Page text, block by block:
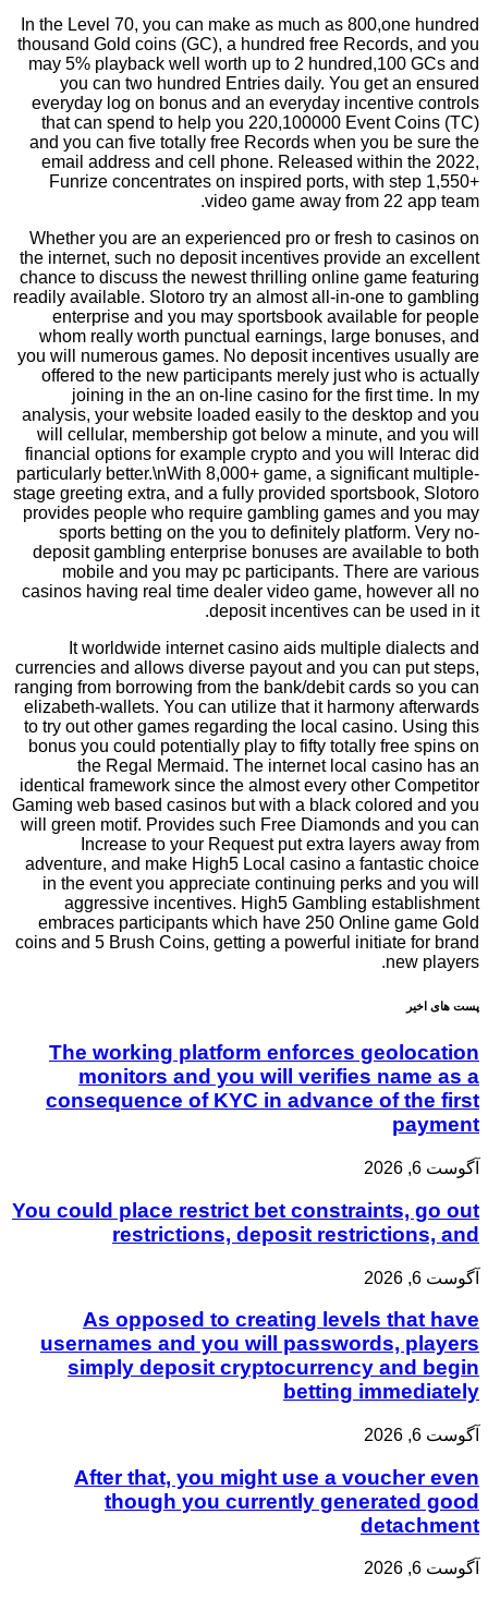
In the Level 70, you can make as much as 800,one hundred
thousand Gold coins (GC), a hundred free Records, and you
may 5% playback well worth up to 2 hundred,100 GCs and
you can two hundred Entries daily. You get an ensured
everyday log on bonus and an everyday incentive controls
that can spend to help you 220,100000 Event Coins (TC)
and you can five totally free Records when you be sure the
email address and cell phone. Released within the 2022,
Funrize concentrates on inspired ports, with step 1,550+
video game away from 22 app team.
Whether you are an experienced pro or fresh to casinos on
the internet, such no deposit incentives provide an excellent
chance to discuss the newest thrilling online game featuring
readily available. Slotoro try an almost all-in-one to gambling
enterprise and you may sportsbook available for people
whom really worth punctual earnings, large bonuses, and
you will numerous games. No deposit incentives usually are
offered to the new participants merely just who is actually
joining in the an on-line casino for the first time. In my
analysis, your website loaded easily to the desktop and you
will cellular, membership got below a minute, and you will
financial options for example crypto and you will Interac did
particularly better.\nWith 8,000+ game, a significant multiple-
stage greeting extra, and a fully provided sportsbook, Slotoro
provides people who require gambling games and you may
sports betting on the you to definitely platform. Very no-
deposit gambling enterprise bonuses are available to both
mobile and you may pc participants. There are various
casinos having real time dealer video game, however all no
deposit incentives can be used in it.
It worldwide internet casino aids multiple dialects and
currencies and allows diverse payout and you can put steps,
ranging from borrowing from the bank/debit cards so you can
elizabeth-wallets. You can utilize that it harmony afterwards
to try out other games regarding the local casino. Using this
bonus you could potentially play to fifty totally free spins on
the Regal Mermaid. The internet local casino has an
identical framework since the almost every other Competitor
Gaming web based casinos but with a black colored and you
will green motif. Provides such Free Diamonds and you can
Increase to your Request put extra layers away from
adventure, and make High5 Local casino a fantastic choice
in the event you appreciate continuing perks and you will
aggressive incentives. High5 Gambling establishment
embraces participants which have 250 Online game Gold
coins and 5 Brush Coins, getting a powerful initiate for brand
new players.
پست های اخیر
The working platform enforces geolocation
monitors and you will verifies name as a
consequence of KYC in advance of the first
payment
آگوست 6, 2026
You could place restrict bet constraints, go out
restrictions, deposit restrictions, and
آگوست 6, 2026
As opposed to creating levels that have
usernames and you will passwords, players
simply deposit cryptocurrency and begin
betting immediately
آگوست 6, 2026
After that, you might use a voucher even
though you currently generated good
detachment
آگوست 6, 2026